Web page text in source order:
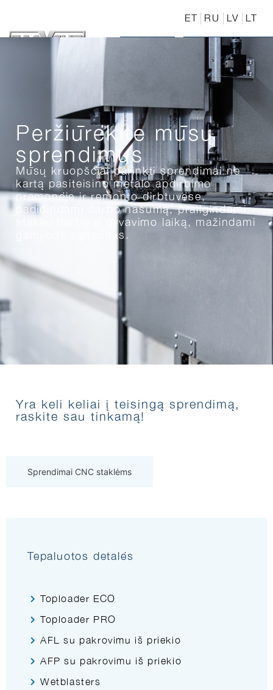
ET RU LV LT
Peržiūrėkite mūsų
sprendimus
Mūsų kruopščiai parinkti sprendimai ne
kartą pasiteisino metalo apdirbimo
pramonėje ir remonto dirbtuvėse,
padidindami darbo našumą, prailgindami
staklių darbo ir gyvavimo laiką, mažindami
gamybos sąnaudas.
Yra keli keliai į teisingą sprendimą,
raskite sau tinkamą!
Sprendimai CNC staklėms
Tepaluotos detalės
Toploader ECO
Toploader PRO
AFL su pakrovimu iš priekio
AFP su pakrovimu iš priekio
Wetblasters